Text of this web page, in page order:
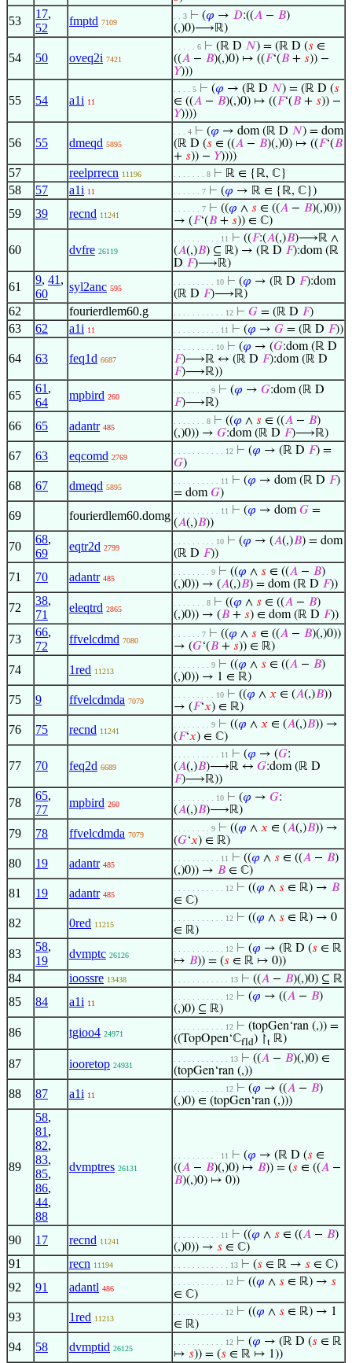
53
17,
52
fmptd 7109
. . 3 ⊢ (𝜑 → 𝐷:((𝐴 − 𝐵)
(,)0)⟶ℝ)
54 50 oveq2i 7421
. . . . . 6 ⊢ (ℝ D 𝑁) = (ℝ D (𝑠 ∈
((𝐴 − 𝐵)(,)0) ↦ ((𝐹‘(𝐵 + 𝑠)) −
𝑌)))
55 54 a1i 11
. . . . 5 ⊢ (𝜑 → (ℝ D 𝑁) = (ℝ D (𝑠
∈ ((𝐴 − 𝐵)(,)0) ↦ ((𝐹‘(𝐵 + 𝑠)) −
𝑌))))
56 55 dmeqd 5895
. . . 4 ⊢ (𝜑 → dom (ℝ D 𝑁) = dom
(ℝ D (𝑠 ∈ ((𝐴 − 𝐵)(,)0) ↦ ((𝐹‘(𝐵
+ 𝑠)) − 𝑌))))
57 reelprrecn 11196 . . . . . . . 8 ⊢ ℝ ∈ {ℝ, ℂ}
58 57 a1i 11 . . . . . . 7 ⊢ (𝜑 → ℝ ∈ {ℝ, ℂ})
59 39 recnd 11241
. . . . . . 7 ⊢ ((𝜑 ∧ 𝑠 ∈ ((𝐴 − 𝐵)(,)0))
→ (𝐹‘(𝐵 + 𝑠)) ∈ ℂ)
60 dvfre 26119
. . . . . . . . . . 11 ⊢ ((𝐹:(𝐴(,)𝐵)⟶ℝ ∧
(𝐴(,)𝐵) ⊆ ℝ) → (ℝ D 𝐹):dom (ℝ
D 𝐹)⟶ℝ)
61
9, 41 ,
60
syl2anc 595
. . . . . . . . . 10 ⊢ (𝜑 → (ℝ D 𝐹):dom
(ℝ D 𝐹)⟶ℝ)
62 fourierdlem60.g . . . . . . . . . . . 12 ⊢ 𝐺 = (ℝ D 𝐹)
63 62 a1i 11 . . . . . . . . . . 11 ⊢ (𝜑 → 𝐺 = (ℝ D 𝐹))
64 63 feq1d 6687
. . . . . . . . . 10 ⊢ (𝜑 → (𝐺:dom (ℝ D
𝐹)⟶ℝ ↔ (ℝ D 𝐹):dom (ℝ D
𝐹)⟶ℝ))
65
61 ,
64
mpbird 260
. . . . . . . . 9 ⊢ (𝜑 → 𝐺:dom (ℝ D
𝐹)⟶ℝ)
66 65 adantr 485
. . . . . . . 8 ⊢ ((𝜑 ∧ 𝑠 ∈ ((𝐴 − 𝐵)
(,)0)) → 𝐺:dom (ℝ D 𝐹)⟶ℝ)
67 63 eqcomd 2769
. . . . . . . . . . . 12 ⊢ (𝜑 → (ℝ D 𝐹) =
𝐺)
68 67 dmeqd 5895
. . . . . . . . . . 11 ⊢ (𝜑 → dom (ℝ D 𝐹)
= dom𝐺)
69 fourierdlem60.domg . . . . . . . . . . 11 ⊢ (𝜑 → dom𝐺 =
(𝐴(,)𝐵))
70
68,
69
eqtr2d 2799
. . . . . . . . . 10 ⊢ (𝜑 → (𝐴(,)𝐵) = dom
(ℝ D 𝐹))
71 70 adantr 485
. . . . . . . . 9 ⊢ ((𝜑 ∧ 𝑠 ∈ ((𝐴 − 𝐵)
(,)0)) → (𝐴(,)𝐵) = dom (ℝ D 𝐹))
72
38,
71
eleqtrd 2865
. . . . . . . 8 ⊢ ((𝜑 ∧ 𝑠 ∈ ((𝐴 − 𝐵)
(,)0)) → (𝐵 + 𝑠) ∈ dom (ℝ D 𝐹))
73
66,
72
ffvelcdmd 7080
. . . . . . 7 ⊢ ((𝜑 ∧ 𝑠 ∈ ((𝐴 − 𝐵)(,)0))
→ (𝐺‘(𝐵 + 𝑠)) ∈ ℝ)
74 1red 11213
. . . . . . . . 9 ⊢ ((𝜑 ∧ 𝑠 ∈ ((𝐴 − 𝐵)
(,)0)) → 1 ∈ ℝ)
75 9 ffvelcdmda 7079
. . . . . . . . . 10 ⊢ ((𝜑 ∧ 𝑥 ∈ (𝐴(,)𝐵))
→ (𝐹‘𝑥) ∈ ℝ)
76 75 recnd 11241
. . . . . . . . 9 ⊢ ((𝜑 ∧ 𝑥 ∈ (𝐴(,)𝐵)) →
(𝐹‘𝑥) ∈ ℂ)
77 70 feq2d 6689
. . . . . . . . . . 11 ⊢ (𝜑 → (𝐺:
(𝐴(,)𝐵)⟶ℝ ↔ 𝐺:dom (ℝ D
𝐹)⟶ℝ))
78
65,
77
mpbird 260
. . . . . . . . . 10 ⊢ (𝜑 → 𝐺:
(𝐴(,)𝐵)⟶ℝ)
79 78 ffvelcdmda 7079
. . . . . . . . 9 ⊢ ((𝜑 ∧ 𝑥 ∈ (𝐴(,)𝐵)) →
(𝐺‘𝑥) ∈ ℝ)
80 19 adantr 485
. . . . . . . . . . 11 ⊢ ((𝜑 ∧ 𝑠 ∈ ((𝐴 − 𝐵)
(,)0)) → 𝐵 ∈ ℂ)
81 19 adantr 485
. . . . . . . . . . . 12 ⊢ ((𝜑 ∧ 𝑠 ∈ ℝ) → 𝐵
∈ ℂ)
82 0red 11215
. . . . . . . . . . . 12 ⊢ ((𝜑 ∧ 𝑠 ∈ ℝ) → 0
∈ ℝ)
83
58,
19
dvmptc 26126
. . . . . . . . . . . 12 ⊢ (𝜑 → (ℝ D (𝑠 ∈ ℝ
↦ 𝐵)) = (𝑠 ∈ ℝ ↦ 0))
84 ioossre 13438 . . . . . . . . . . . . 13 ⊢ ((𝐴 − 𝐵)(,)0) ⊆ ℝ
85 84 a1i 11
. . . . . . . . . . . 12 ⊢ (𝜑 → ((𝐴 − 𝐵)
(,)0) ⊆ ℝ)
86 tgioo4 24971
. . . . . . . . . . . 12 ⊢ (topGen‘ran (,)) =
((TopOpen‘ℂfld) ↾t ℝ)
87 iooretop 24931
. . . . . . . . . . . . 13 ⊢ ((𝐴 − 𝐵)(,)0) ∈
(topGen‘ran (,))
88 87 a1i 11
. . . . . . . . . . . 12 ⊢ (𝜑 → ((𝐴 − 𝐵)
(,)0) ∈ (topGen‘ran (,)))
89
58,
81 ,
82,
83,
85,
86,
44,
88
dvmptres 26131
. . . . . . . . . . 11 ⊢ (𝜑 → (ℝ D (𝑠 ∈
((𝐴 − 𝐵)(,)0) ↦ 𝐵)) = (𝑠 ∈ ((𝐴 −
𝐵)(,)0) ↦ 0))
90 17 recnd 11241
. . . . . . . . . . 11 ⊢ ((𝜑 ∧ 𝑠 ∈ ((𝐴 − 𝐵)
(,)0)) → 𝑠 ∈ ℂ)
91 recn 11194 . . . . . . . . . . . . 13 ⊢ (𝑠 ∈ ℝ → 𝑠 ∈ ℂ)
92 91 adantl 486
. . . . . . . . . . . 12 ⊢ ((𝜑 ∧ 𝑠 ∈ ℝ) → 𝑠
∈ ℂ)
93 1red 11213
. . . . . . . . . . . 12 ⊢ ((𝜑 ∧ 𝑠 ∈ ℝ) → 1
∈ ℝ)
94 58 dvmptid 26125
. . . . . . . . . . . 12 ⊢ (𝜑 → (ℝ D (𝑠 ∈ ℝ
↦ 𝑠)) = (𝑠 ∈ ℝ ↦ 1))